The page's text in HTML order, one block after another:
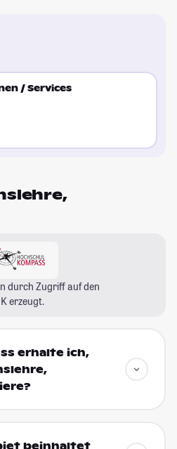
/ Services
durch Zugriff auf den
erzeugt.
erhalte ich,
beinhaltet